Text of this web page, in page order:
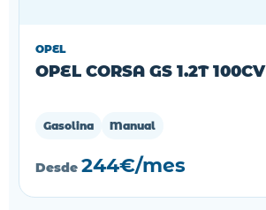
OPEL
OPEL CORSA GS 1.2T 100CV
Gasolina Manual
Desde 244€/mes